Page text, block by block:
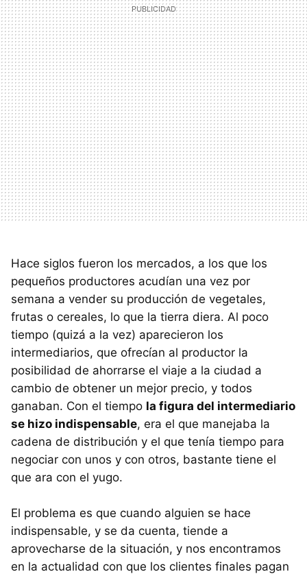
Hace siglos fueron los mercados, a los que los
pequeños productores acudían una vez por
semana a vender su producción de vegetales,
frutas o cereales, lo que la tierra diera. Al poco
tiempo (quizá a la vez) aparecieron los
intermediarios, que ofrecían al productor la
posibilidad de ahorrarse el viaje a la ciudad a
cambio de obtener un mejor precio, y todos
ganaban. Con el tiempo la figura del intermediario
se hizo indispensable, era el que manejaba la
cadena de distribución y el que tenía tiempo para
negociar con unos y con otros, bastante tiene el
que ara con el yugo.
El problema es que cuando alguien se hace
indispensable, y se da cuenta, tiende a
aprovecharse de la situación, y nos encontramos
en la actualidad con que los clientes finales pagan